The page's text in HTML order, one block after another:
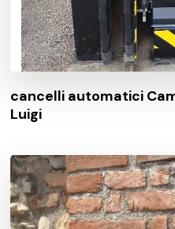
cancelli automatici
Luigi